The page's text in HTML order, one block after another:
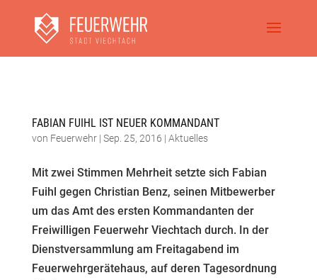
FABIAN FUIHL IST NEUER KOMMANDANT
von Feuerwehr| Sep. 25, 2016 | Aktuelles
Mit zwei Stimmen Mehrheit setzte sich Fabian
Fuihl gegen Christian Benz, seinen Mitbewerber
um das Amt des ersten Kommandanten der
Freiwilligen Feuerwehr Viechtach durch. In der
Dienstversammlung am Freitagabend im
Feuerwehrgerätehaus, auf deren Tagesordnung